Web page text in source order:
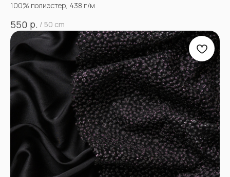
100% полиэстер, 438 г/м
550 р. / 50 cm